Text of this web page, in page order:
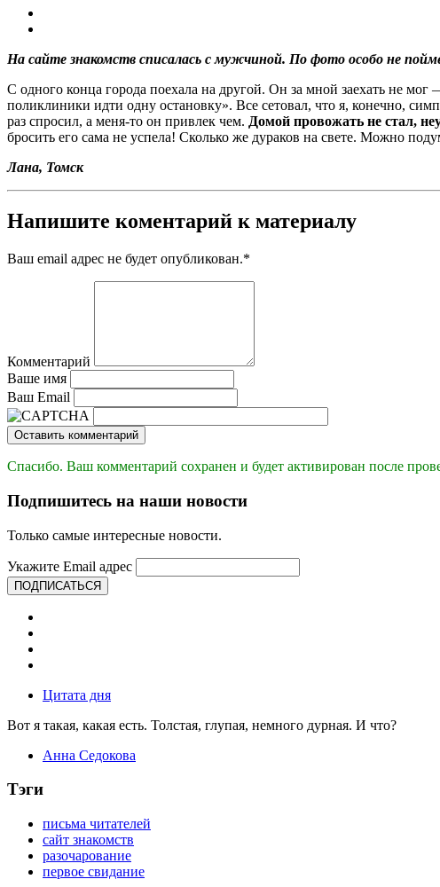
На сайте знакомств списалась с мужчиной. По фото особо не
С одного конца города поехала на другой. Он за мной заехать не
поликлиники идти одну остановку». Все сетовал, что я, конечно,
раз спросил, а меня-то он привлек чем. Домой провожать не стал,
бросить его сама не успела! Сколько же дураков на свете. Можно
Лана, Томск
Напишите коментарий к материалу
Ваш email адрес не будет опубликован.*
Комментарий
Ваше имя
Ваш Email
Оставить комментарий
Спасибо. Ваш комментарий сохранен и будет активирован после
Подпишитесь на наши новости
Только самые интересные новости.
Укажите Email адрес
ПОДПИСАТЬСЯ
Цитата дня
Вот я такая, какая есть. Толстая, глупая, немного дурная. И что?
Анна Седокова
Тэги
письма читателей
сайт знакомств
разочарование
первое свидание